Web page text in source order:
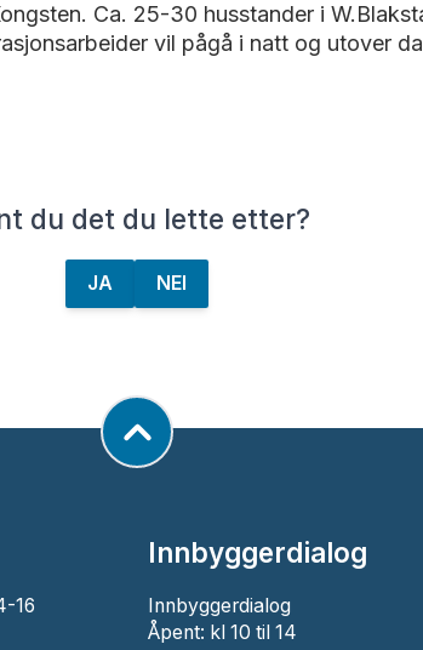
Ca. 25-30 husstander i
vil pågå i natt og utover
du det du lette etter?
JA NEI
16
Innbyggerdialog
Innbyggerdialog
Åpent: kl 10 til 14